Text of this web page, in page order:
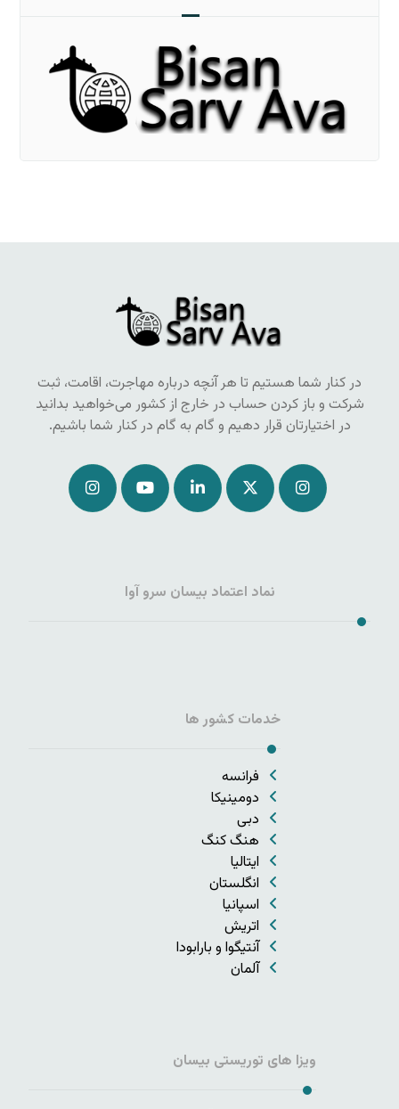
در کنار شما هستیم تا هر آنچه درباره مهاجرت، اقامت، ثبت
شرکت و باز کردن حساب در خارج از کشور می‌خواهید بدانید
در اختیارتان قرار دهیم و گام به گام در کنار شما باشیم.
نماد اعتماد بیسان سرو آوا
خدمات کشور ها
فرانسه
دومینیکا
دبی
هنگ کنگ
ایتالیا
انگلستان
اسپانیا
اتریش
آنتیگوا و بارابودا
آلمان
ویزا های توریستی بیسان